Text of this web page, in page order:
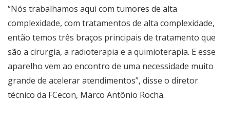
“Nós trabalhamos aqui com tumores de alta
complexidade, com tratamentos de alta complexidade,
então temos três braços principais de tratamento que
são a cirurgia, a radioterapia e a quimioterapia. E esse
aparelho vem ao encontro de uma necessidade muito
grande de acelerar atendimentos”, disse o diretor
técnico da FCecon, Marco Antônio Rocha.